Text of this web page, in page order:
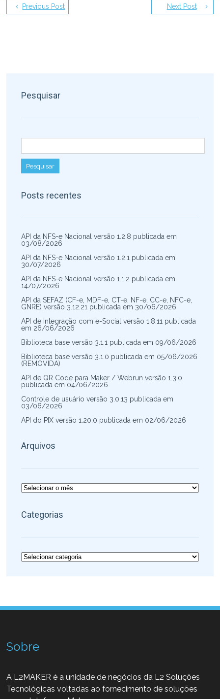
Next Post
Previous Post
Pesquisar
Posts recentes
API da NFS-e Nacional versão 1.2.8 publicada em
03/08/2026
API da NFS-e Nacional versão 1.2.1 publicada em
30/07/2026
API da NFS-e Nacional versão 1.1.2 publicada em
14/07/2026
API da SEFAZ (CF-e, MDF-e, CT-e, NF-e, CC-e, NFC-e,
GNRE) versão 3.12.21 publicada em 30/06/2026
API de Integração com e-Social versão 1.8.11 publicada
em 26/06/2026
Biblioteca base versão 3.1.1 publicada em 09/06/2026
Biblioteca base versão 3.1.0 publicada em 05/06/2026
(REMOVIDA)
API de QR Code para Maker / Webrun versão 1.3.0
publicada em 04/06/2026
Controle de usuário versão 3.0.13 publicada em
03/06/2026
API do PIX versão 1.20.0 publicada em 02/06/2026
Arquivos
Arquivos
Categorias
Categorias
Sobre
A L2MAKER é a unidade de negócios da L2 Soluções
Tecnológicas voltadas ao fornecimento de soluções